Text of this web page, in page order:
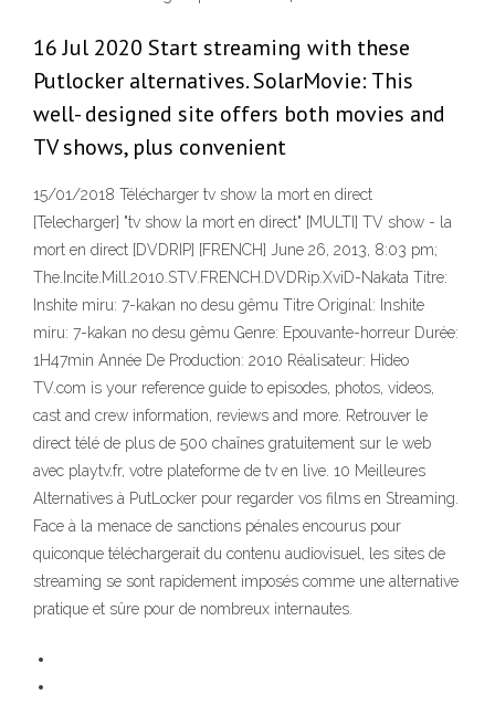
16 Jul 2020 Start streaming with these
Putlocker alternatives. SolarMovie: This
well- designed site offers both movies and
TV shows, plus convenient
15/01/2018 Télécharger tv show la mort en direct
[Telecharger] "tv show la mort en direct" [MULTI] TV show - la
mort en direct [DVDRIP] [FRENCH] June 26, 2013, 8:03 pm;
The.Incite.Mill.2010.STV.FRENCH.DVDRip.XviD-Nakata Titre:
Inshite miru: 7-kakan no desu gêmu Titre Original: Inshite
miru: 7-kakan no desu gêmu Genre: Epouvante-horreur Durée:
1H47min Année De Production: 2010 Réalisateur: Hideo
TV.com is your reference guide to episodes, photos, videos,
cast and crew information, reviews and more. Retrouver le
direct télé de plus de 500 chaînes gratuitement sur le web
avec playtv.fr, votre plateforme de tv en live. 10 Meilleures
Alternatives à PutLocker pour regarder vos films en Streaming.
Face à la menace de sanctions pénales encourus pour
quiconque téléchargerait du contenu audiovisuel, les sites de
streaming se sont rapidement imposés comme une alternative
pratique et sûre pour de nombreux internautes.